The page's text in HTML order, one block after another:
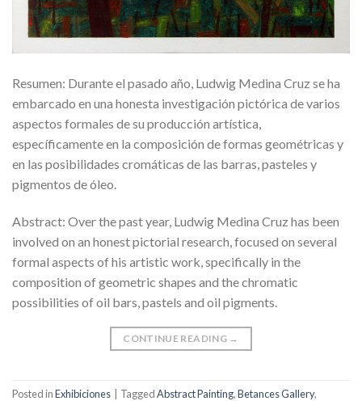
Resumen: Durante el pasado año, Ludwig Medina Cruz se ha
embarcado en una honesta investigación pictórica de varios
aspectos formales de su producción artística,
específicamente en la composición de formas geométricas y
en las posibilidades cromáticas de las barras, pasteles y
pigmentos de óleo.
Abstract: Over the past year, Ludwig Medina Cruz has been
involved on an honest pictorial research, focused on several
formal aspects of his artistic work, specifically in the
composition of geometric shapes and the chromatic
possibilities of oil bars, pastels and oil pigments.
CONTINUE READING →
Posted inExhibiciones TaggedAbstract Painting,Betances Gallery,